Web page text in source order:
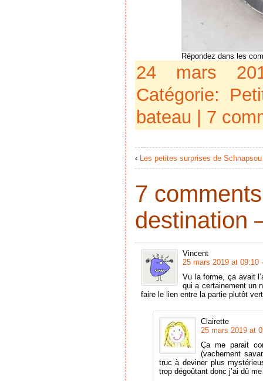
Répondez dans les
24 mars
Catégorie:
bateau | 7
‹ Les petites surprises de Schnapsou
7
destination
Vincent
25 mars 2019 at 09:10
Vu la forme, ça avait
qui a certainement un
faire le lien entre la partie plutôt
Clairette
25 mars 2019 at
Ça me parait
(vachement
truc à deviner plus
trop dégoûtant donc j’ai dû